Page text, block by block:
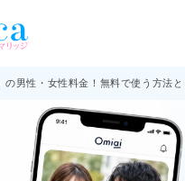
の男性・女性料金！無料で使う方法